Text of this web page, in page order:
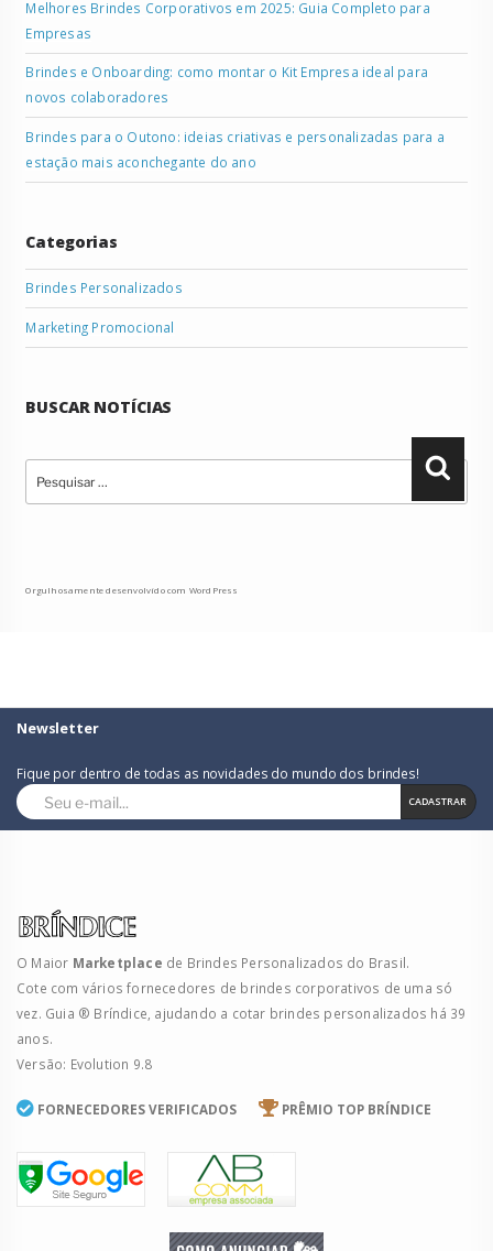
Melhores Brindes Corporativos em 2025: Guia Completo para
Empresas
Brindes e Onboarding: como montar o Kit Empresa ideal para
novos colaboradores
Brindes para o Outono: ideias criativas e personalizadas para a
estação mais aconchegante do ano
Categorias
Brindes Personalizados
Marketing Promocional
BUSCAR NOTÍCIAS
por:
Orgulhosamente desenvolvido com WordPress
Newsletter
Fique por dentro de todas as novidades do mundo dos brindes!
CADASTRAR
O Maior Marketplace de Brindes Personalizados do Brasil.
Cote com vários fornecedores de brindes corporativos de uma só
vez. Guia ® Bríndice, ajudando a cotar brindes personalizados há 39
anos.
Versão: Evolution 9.8
FORNECEDORES VERIFICADOS PRÊMIO TOP BRÍNDICE